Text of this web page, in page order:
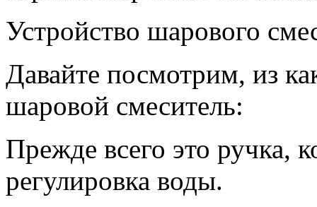
Устройство шарового
Давайте посмотрим, из
шаровой смеситель:
Прежде всего это ручка,
регулировка воды.